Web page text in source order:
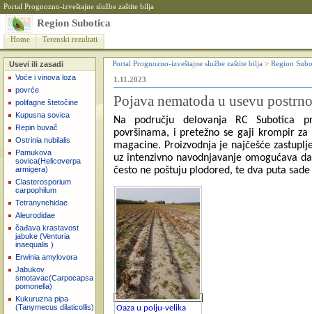
Portal Prognozno-izveštajne službe zaštite bilja
Region Subotica
Home Terenski rezultati
Usevi ili zasadi
Voće i vinova loza
povrće
polifagne štetočine
Kupusna sovica
Repin buvač
Ostrinia nubilalis
Pamukova
sovica(Helicoverpa
armigera)
Clasterosporium
carpophilum
Tetranynchidae
Aleurodidae
čađava krastavost
jabuke (Venturia
inaequalis )
Erwinia amylovora
Jabukov
smotavac(Carpocapsa
pomonella)
Kukuruzna pipa
(Tanymecus dilaticollis)
Portal Prognozno-izveštajne službe zaštite bilja > Region
1.11.2023
Pojava nematoda u usevu
Na području delovanja RC Subotica
površinama, i pretežno se gaji krompir
magacine. Proizvodnja je najčešće
uz intenzivno navodnjavanje omogućava
često ne poštuju plodored, te dva puta
Oaza u polju-velika